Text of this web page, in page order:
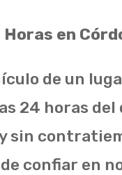
en
de un
24 horas
sin
confiar en